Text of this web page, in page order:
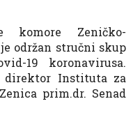
komore Zeničko-
održan stručni skup
19 koronavirusa.
direktor Instituta za
prim.dr. Senad